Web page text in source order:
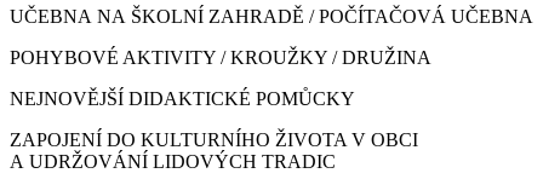
UČEBNA NA ŠKOLNÍ ZAHRADĚ / POČÍTAČOVÁ UČEBNA
POHYBOVÉ AKTIVITY / KROUŽKY / DRUŽINA
NEJNOVĚJŠÍ DIDAKTICKÉ POMŮCKY
ZAPOJENÍ DO KULTURNÍHO ŽIVOTA V OBCI
A UDRŽOVÁNÍ LIDOVÝCH TRADIC